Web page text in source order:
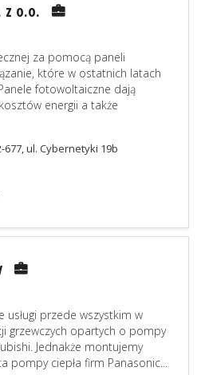
z o.o.
za pomocą paneli
które w ostatnich latach
fotowoltaiczne dają
energii a także
ul. Cybernetyki 19b
usługi przede wszystkim w
grzewczych opartych o pompy
Jednakże montujemy
pompy ciepła firm Panasonic...